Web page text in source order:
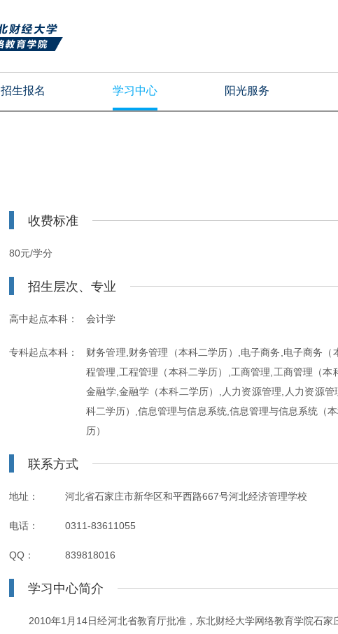
招生报名 学习中心 阳光服务
收费标准
80元/学分
招生层次、专业
高中起点本科： 会计学
专科起点本科：
财务管理,财务管理（本科二学历）,电子商务,电子商务
程管理,工程管理（本科二学历）,工商管理,工商管理（本
金融学,金融学（本科二学历）,人力资源管理,人力资源
科二学历）,信息管理与信息系统,信息管理与信息系统（
历）
联系方式
地址： 河北省石家庄市新华区和平西路667号河北经济管理学校
电话： 0311-83611055
QQ： 839818016
学习中心简介
2010年1月14日经河北省教育厅批准，东北财经大学网络教育学院石家